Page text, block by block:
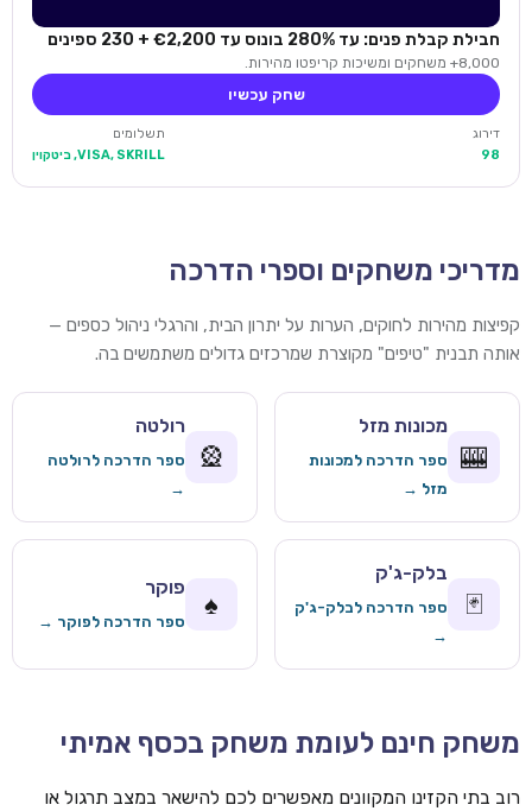
חבילת קבלת פנים: עד 280% בונוס עד €2,200 + 230 ספינים
8,000+ משחקים ומשיכות קריפטו מהירות.
שחק עכשיו
דירוג
98
תשלומים
VISA, SKRILL, ביטקוין
מדריכי משחקים וספרי הדרכה
קפיצות מהירות לחוקים, הערות על יתרון הבית, והרגלי ניהול כספים —
אותה תבנית "טיפים" מקוצרת שמרכזים גדולים משתמשים בה.
🎰
מכונות מזל
ספר הדרכה למכונות
מזל →
🎡
רולטה
ספר הדרכה לרולטה
→
🃏
בלק-ג'ק
ספר הדרכה לבלק-ג'ק
→
♠️
פוקר
ספר הדרכה לפוקר →
משחק חינם לעומת משחק בכסף אמיתי
רוב בתי הקזינו המקוונים מאפשרים לכם להישאר במצב תרגול או